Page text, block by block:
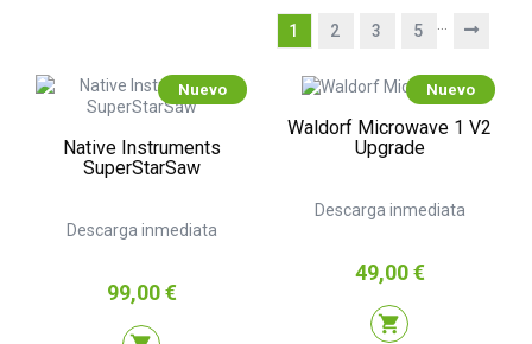
1 2 3 5
Nuevo
Native Instruments
SuperStarSaw
Descarga inmediata
Precio
99,00 €
Nuevo
Waldorf Microwave 1 V2
Upgrade
Descarga inmediata
Precio
49,00 €
shopping_cart